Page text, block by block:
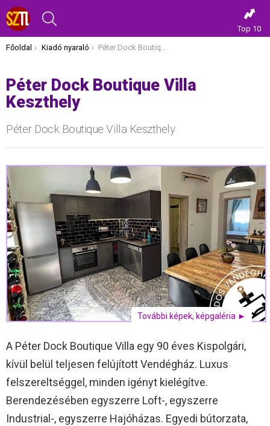
Top 10
Itt vagy most:
Főoldal Kiadó nyaraló Péter Dock Boutique Villa Keszthely
Péter Dock Boutique Villa
Keszthely
Péter Dock Boutique Villa Keszthely
További képek, képgaléria ►
A Péter Dock Boutique Villa egy 90 éves Kispolgári,
kívül belül teljesen felújított Vendégház. Luxus
felszereltséggel, minden igényt kielégítve.
Berendezésében egyszerre Loft-, egyszerre
Industrial-, egyszerre Hajóházas. Egyedi bútorzata,